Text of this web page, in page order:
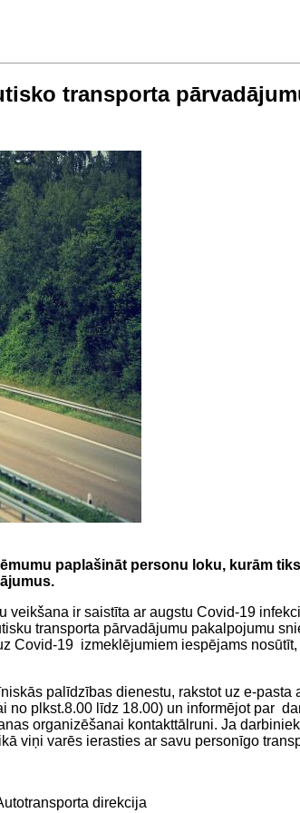
transporta
paplašināt personu loku, kurām
ir saistīta ar augstu Covid-19
transporta pārvadājumu pakalpojumu
Covid-19 izmeklējumiem iespējams
palīdzības dienestu, rakstot uz e-pasta
plkst.8.00 līdz 18.00) un informējot par
organizēšanai kontakttālruni. Ja
viņi varēs ierasties ar savu personīgo
direkcija